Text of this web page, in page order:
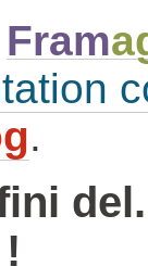
Fram
.